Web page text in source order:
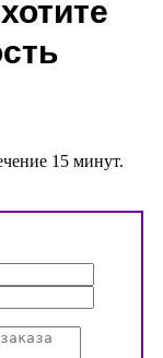
15 минут.